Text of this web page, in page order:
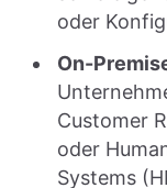
oder
On-
Customer
oder
Systems